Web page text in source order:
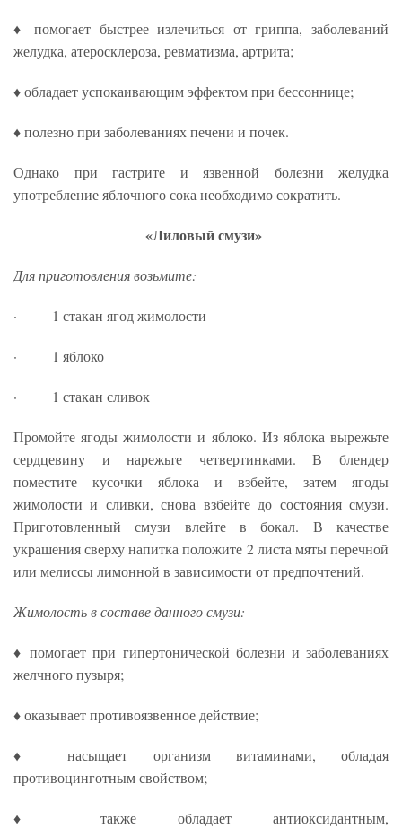
♦ помогает быстрее излечиться от гриппа, заболеваний
желудка, атеросклероза, ревматизма, артрита;
♦ обладает успокаивающим эффектом при бессоннице;
♦ полезно при заболеваниях печени и почек.
Однако при гастрите и язвенной болезни желудка
употребление яблочного сока необходимо сократить.
«Лиловый смузи»
Для приготовления возьмите:
· 1 стакан ягод жимолости
· 1 яблоко
· 1 стакан сливок
Промойте ягоды жимолости и яблоко. Из яблока вырежьте
сердцевину и нарежьте четвертинками. В блендер
поместите кусочки яблока и взбейте, затем ягоды
жимолости и сливки, снова взбейте до состояния смузи.
Приготовленный смузи влейте в бокал. В качестве
украшения сверху напитка положите 2 листа мяты перечной
или мелиссы лимонной в зависимости от предпочтений.
Жимолость в составе данного смузи:
♦ помогает при гипертонической болезни и заболеваниях
желчного пузыря;
♦ оказывает противоязвенное действие;
♦ насыщает организм витаминами, обладая
противоцинготным свойством;
♦ также обладает антиоксидантным,